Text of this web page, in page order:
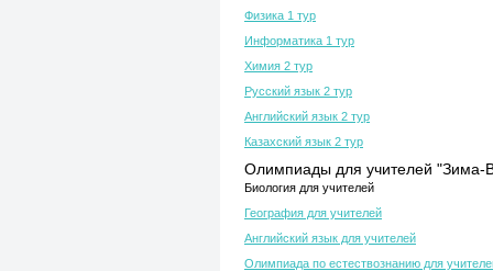
Физика 1 тур
Информатика 1 тур
Химия 2 тур
Русский язык 2 тур
Английский язык 2 тур
Казахский язык 2 тур
Олимпиады для учителей "Зима-
Биология для учителей
География для учителей
Английский язык для учителей
Олимпиада по естествознанию для